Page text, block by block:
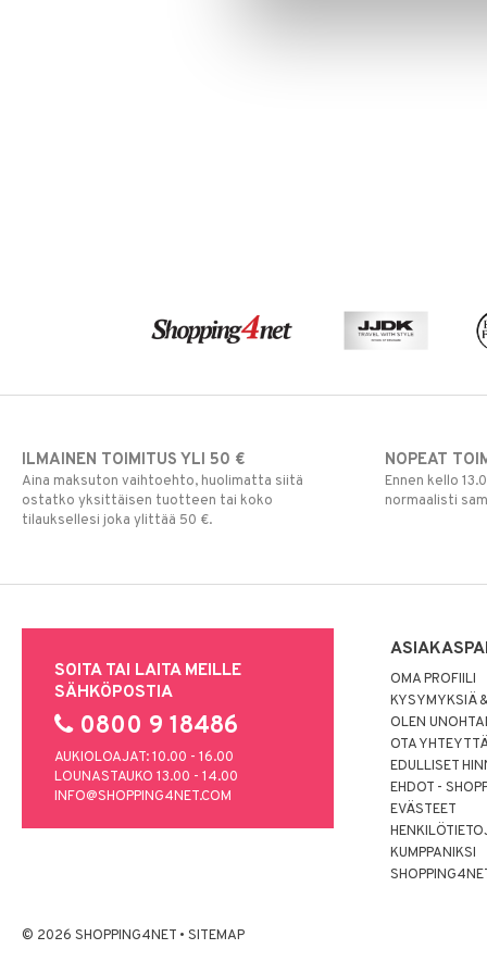
ILMAINEN TOIMITUS YLI 50 €
Aina maksuton vaihtoehto, huolimatta siitä
ostatko yksittäisen tuotteen tai koko
tilauksellesi joka ylittää 50 €.
NOPEAT
Ennen kello
normaalisti
SOITA TAI LAITA MEILLE
SÄHKÖPOSTIA
0800 9 18486
AUKIOLOAJAT: 10.00 - 16.00
LOUNASTAUKO 13.00 - 14.00
INFO@SHOPPING4NET.COM
OMA PROFIILI
KYSYMYKSIÄ
OLEN
OTA
EDULLISET
EHDOT -
EVÄSTEET
KUMPPANIKSI
© 2026 SHOPPING4NET • SITEMAP